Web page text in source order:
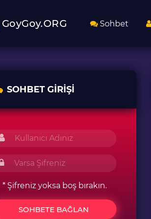
GoyGoy.ORG Sohbet
SOHBET GIRIŞI
* Şifreniz yoksa boş bırakın.
SOHBETE BAĞLAN